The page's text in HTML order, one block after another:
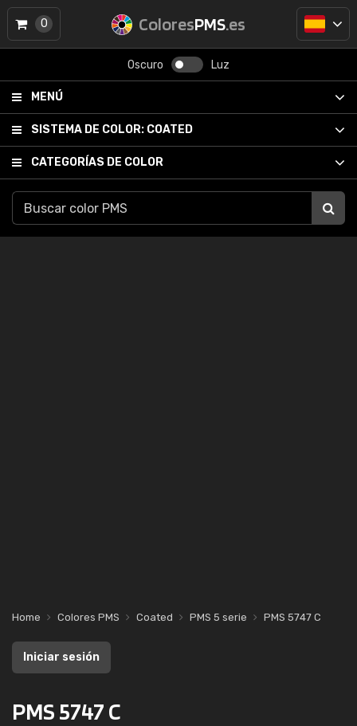
ColoresPMS.es
Oscuro Luz
MENÚ
SISTEMA DE COLOR: COATED
CATEGORÍAS DE COLOR
0
Home Colores PMS Coated PMS 5 serie PMS 5747 C
Iniciar sesión
PMS 5747 C